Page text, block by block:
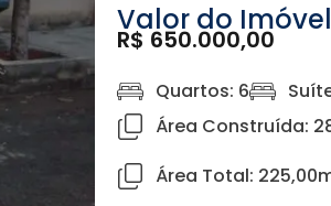
Valor do Imóvel
R$ 650.000,00
Quartos: 6
Área Construída:
Área Total: